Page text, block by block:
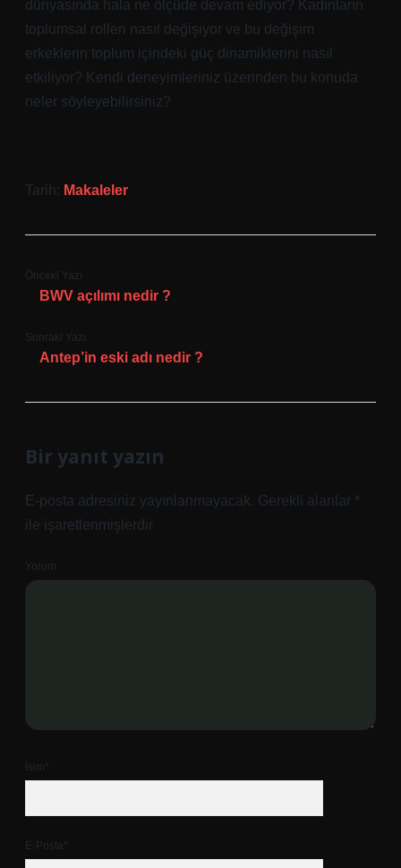
dünyasında hala ne ölçüde devam ediyor? Kadınların
toplumsal rolleri nasıl değişiyor ve bu değişim
erkeklerin toplum içindeki güç dinamiklerini nasıl
etkiliyor? Kendi deneyimleriniz üzerinden bu konuda
neler söyleyebilirsiniz?
Tarih: Makaleler
Önceki Yazı
BWV açılımı nedir ?
Sonraki Yazı
Antep’in eski adı nedir ?
Bir yanıt yazın
E-posta adresiniz yayınlanmayacak. Gerekli alanlar *
ile işaretlenmişlerdir
Yorum
İsim*
E-Posta*